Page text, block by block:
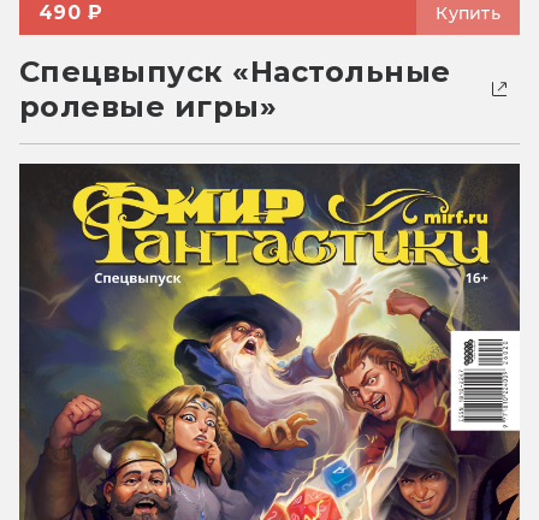
490 ₽ Купить
Спецвыпуск «Настольные
ролевые игры»